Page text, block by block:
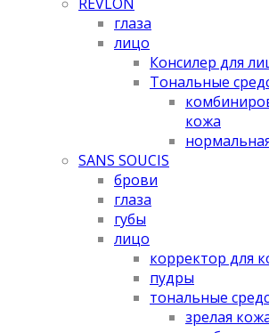
глаза
лицо
Консилер для
Тональные
кожа
SANS SOUCIS
брови
глаза
губы
лицо
корректор для
пудры
тональные
зрелая